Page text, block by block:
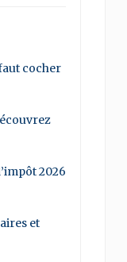
cocher
2026
et